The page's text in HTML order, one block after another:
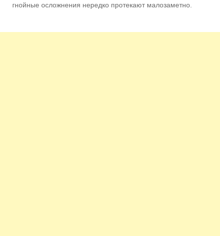
гнойные осложнения нередко протекают малозаметно.